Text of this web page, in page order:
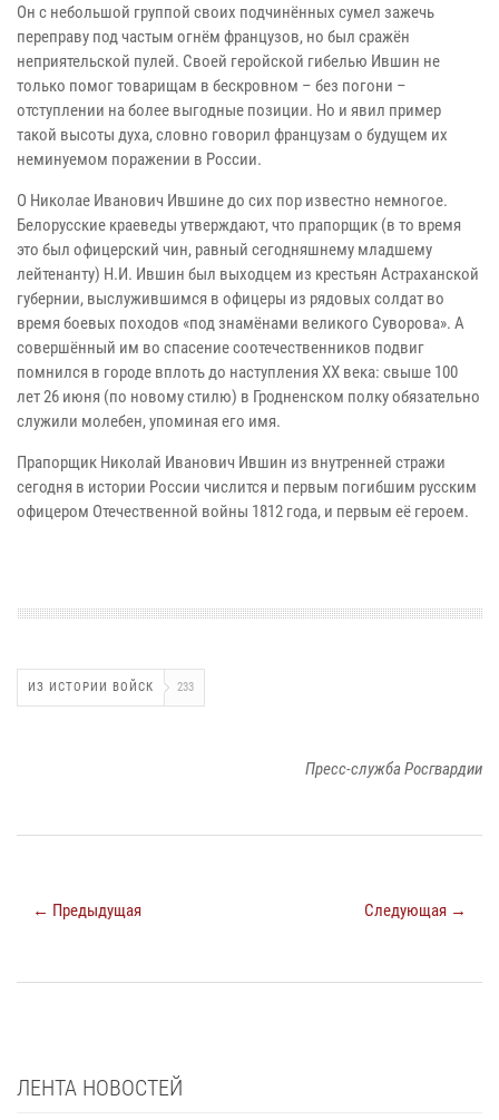
Он с небольшой группой своих подчинённых сумел зажечь
переправу под частым огнём французов, но был сражён
неприятельской пулей. Своей геройской гибелью Ившин не
только помог товарищам в бескровном – без погони –
отступлении на более выгодные позиции. Но и явил пример
такой высоты духа, словно говорил французам о будущем их
неминуемом поражении в России.
О Николае Иванович Ившине до сих пор известно немногое.
Белорусские краеведы утверждают, что прапорщик (в то время
это был офицерский чин, равный сегодняшнему младшему
лейтенанту) Н.И. Ившин был выходцем из крестьян Астраханской
губернии, выслужившимся в офицеры из рядовых солдат во
время боевых походов «под знамёнами великого Суворова». А
совершённый им во спасение соотечественников подвиг
помнился в городе вплоть до наступления ХХ века: свыше 100
лет 26 июня (по новому стилю) в Гродненском полку обязательно
служили молебен, упоминая его имя.
Прапорщик Николай Иванович Ившин из внутренней стражи
сегодня в истории России числится и первым погибшим русским
офицером Отечественной войны 1812 года, и первым её героем.
ИЗ ИСТОРИИ ВОЙСК 233
Пресс-служба Росгвардии
← Предыдущая Следующая →
ЛЕНТА НОВОСТЕЙ